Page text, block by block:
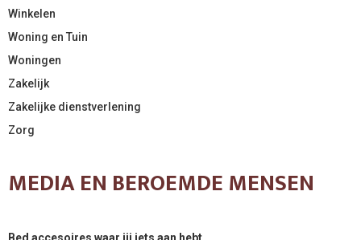
Winkelen
Woning en Tuin
Woningen
Zakelijk
Zakelijke dienstverlening
Zorg
MEDIA EN BEROEMDE MENSEN
Bed accesoires waar jij iets aan hebt